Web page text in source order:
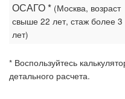
ОСАГО * (Москва, возраст
свыше 22 лет, стаж более 3
лет)
* Воспользуйтесь
детального расчета.